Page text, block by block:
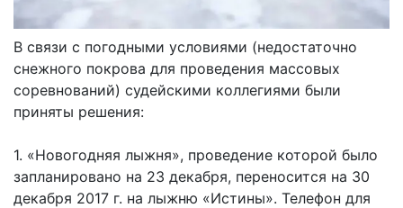
В связи с погодными условиями (недостаточно
снежного покрова для проведения массовых
соревнований) судейскими коллегиями были
приняты решения:
1. «Новогодняя лыжня», проведение которой было
запланировано на 23 декабря, переносится на 30
декабря 2017 г. на лыжню «Истины». Телефон для